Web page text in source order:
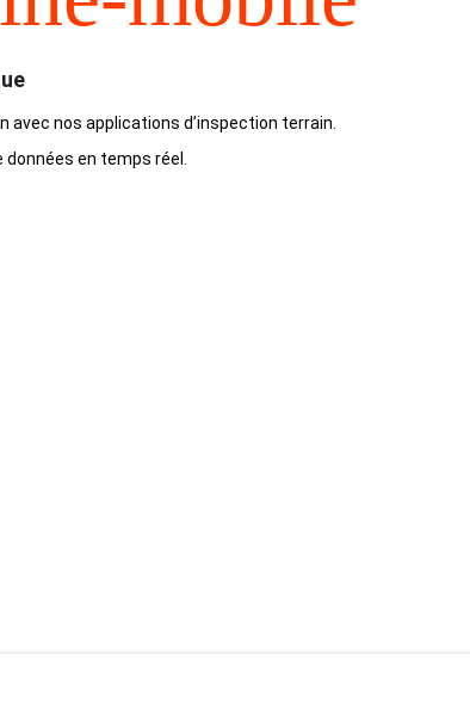
avec nos applications d’inspection terrain.
en temps réel.